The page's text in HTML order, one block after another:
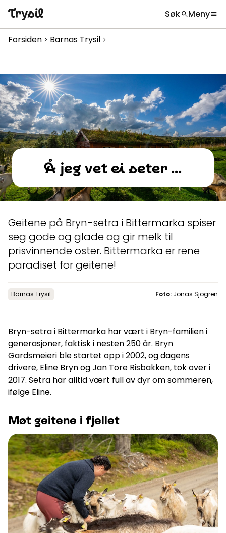
SøksearchMenymenu
globe
Overnatting
Handel
Spisesteder
Service
Kalender
Inspirasjon chevron_right
Aktuelt
11°C 13°C
Vær- og føredata er levert avfnugg ,Yr, Meteorologisk institutt og
NRK
Hva leter du etter?
Forsiden chevron_right Barnas Trysil chevron_right
Å jeg vet ei seter ...
Geitene på Bryn-setra i Bittermarka spiser
seg gode og glade og gir melk til
prisvinnende oster. Bittermarka er rene
paradiset for geitene!
Barnas Trysil Foto: Jonas Sjögren
Bryn-setra i Bittermarka har vært i Bryn-familien i
generasjoner, faktisk i nesten 250 år. Bryn
Gardsmeieri ble startet opp i 2002, og dagens
drivere, Eline Bryn og Jan Tore Risbakken, tok over i
2017. Setra har alltid vært full av dyr om sommeren,
ifølge Eline.
Møt geitene i fjellet